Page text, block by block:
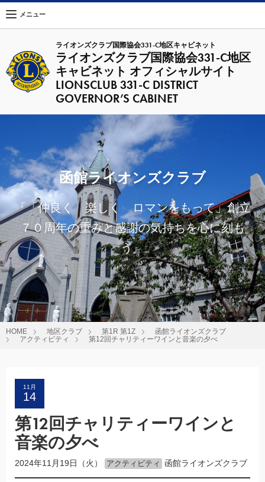
ライオンズクラブ国際協会331-C地区キャビネット
ライオンズクラブ国際協会331-C地区
キャビネット オフィシャルサイト
LIONSCLUB 331-C DISTRICT
GOVERNOR’S CABINET
メニュー
函館ライオンズクラブ
『「仲良く 楽しく ロマンをもって」創立
７０周年の重みと感謝の気持ちを心に刻も
う』
HOME 地区クラブ 第1R 第1Z
函館ライオンズクラブ
アクティビティ
第12回チャリティーワインと音楽の夕べ
11月
14
第12回チャリティーワインと
音楽の夕べ
2024年11月19日（火） アクティビティ 函館ライオンズクラブ